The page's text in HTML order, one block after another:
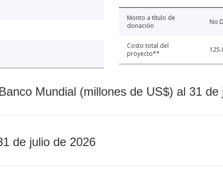
Monto a título de
donación
No
Costo total del
proyecto**
Mundial (millones de US$) al 31 de
de julio de 2026